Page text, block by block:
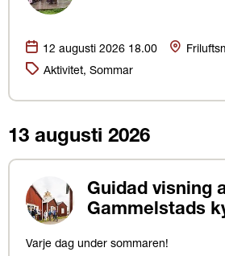
Datum:
12 augusti 2026 18.00 Plats
Kategorier:
Aktivitet, Sommar
13 augusti 2026
Guidad visning
Gammelstads
Varje dag under sommaren!